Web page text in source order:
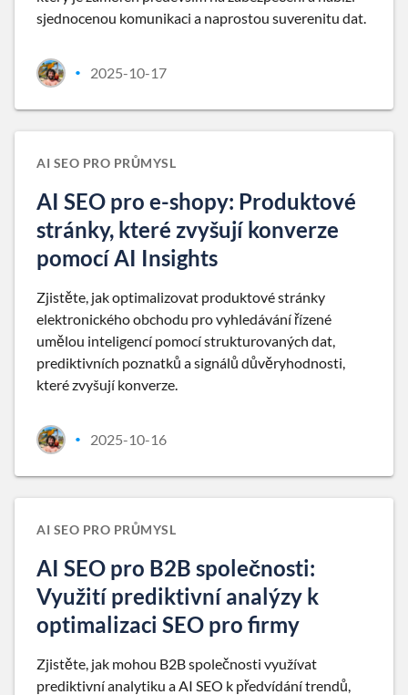
sjednocenou komunikaci a naprostou suverenitu dat.
• 2025-10-17
AI SEO PRO PRŮMYSL
AI SEO pro e-shopy: Produktové
stránky, které zvyšují konverze
pomocí AI Insights
Zjistěte, jak optimalizovat produktové stránky
elektronického obchodu pro vyhledávání řízené
umělou inteligencí pomocí strukturovaných dat,
prediktivních poznatků a signálů důvěryhodnosti,
které zvyšují konverze.
• 2025-10-16
AI SEO PRO PRŮMYSL
AI SEO pro B2B společnosti:
Využití prediktivní analýzy k
optimalizaci SEO pro firmy
Zjistěte, jak mohou B2B společnosti využívat
prediktivní analytiku a AI SEO k předvídání trendů,